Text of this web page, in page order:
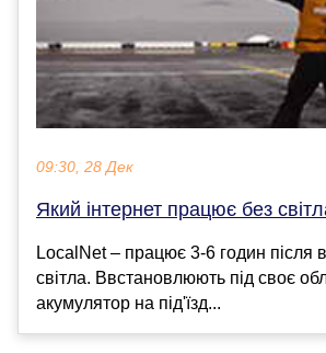
09:30, 28 Дек
Який інтернет працює без
LocalNet – працює 3-6 годин після
світла. Ввстановлюють під своє
акумулятор на під'їзд...